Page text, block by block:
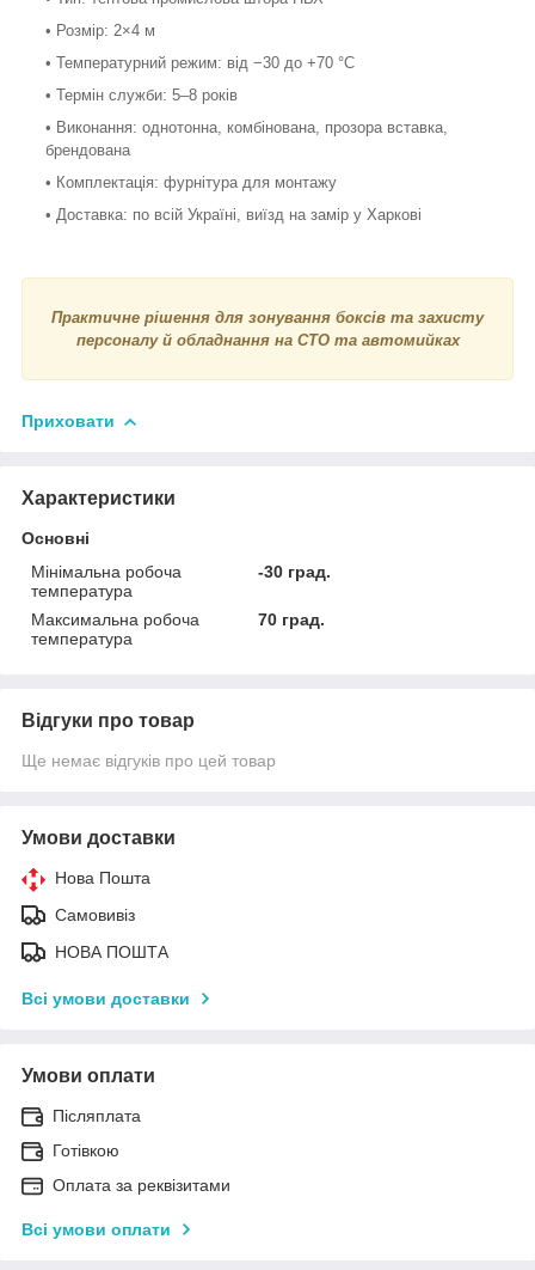
• Розмір: 2×4 м
• Температурний режим: від −30 до +70 °С
• Термін служби: 5–8 років
• Виконання: однотонна, комбінована, прозора вставка,
брендована
• Комплектація: фурнітура для монтажу
• Доставка: по всій Україні, виїзд на замір у Харкові
Практичне рішення для зонування боксів та захисту
персоналу й обладнання на СТО та автомийках
Приховати
Характеристики
Основні
Мінімальна робоча
температура
-30 град.
Максимальна робоча
температура
70 град.
Відгуки про товар
Ще немає відгуків про цей товар
Умови доставки
Нова Пошта
Самовивіз
НОВА ПОШТА
Всі умови доставки
Умови оплати
Післяплата
Готівкою
Оплата за реквізитами
Всі умови оплати